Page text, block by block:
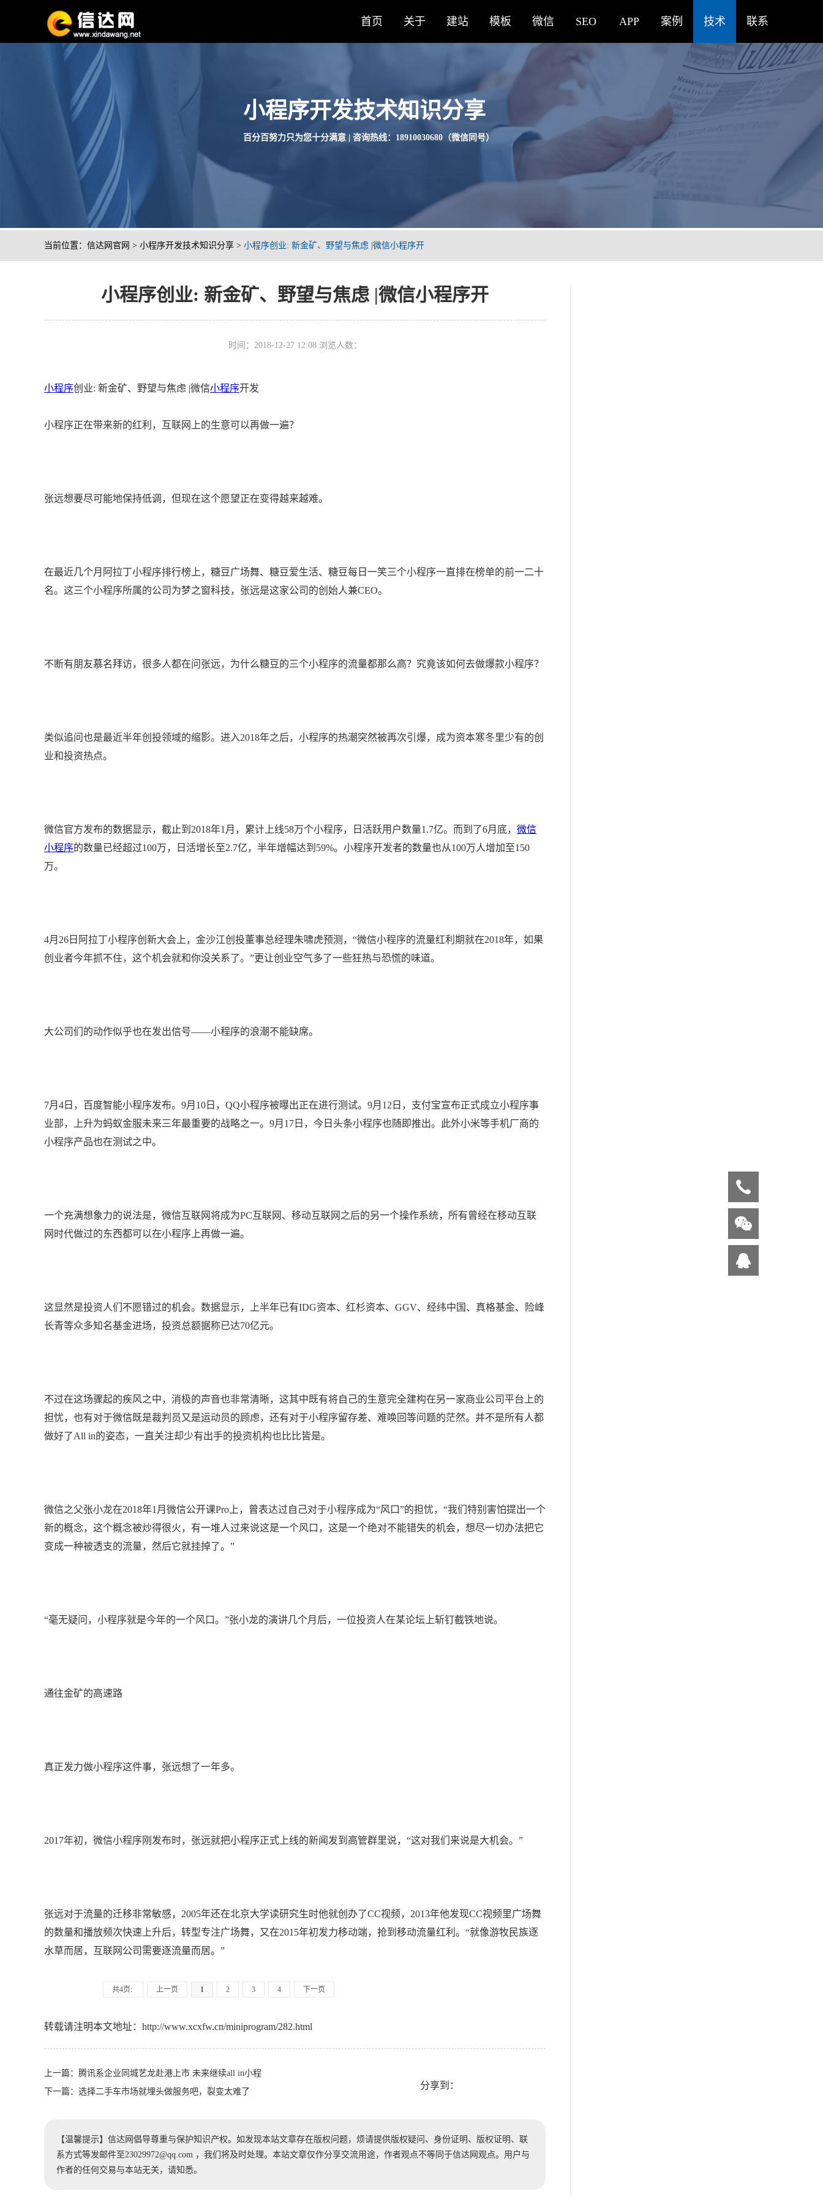
首页 关于 建站 模板 微信 SEO APP 案例 技术 联系
小程序开发技术知识分享
百分百努力只为您十分满意 | 咨询热线：18910030680（微信同号）
当前位置： 信达网官网 > 小程序开发技术知识分享 > 小程序创业: 新金矿、野望与焦虑 |微信小程序开
小程序创业: 新金矿、野望与焦虑 |微信小程序开
时间：2018-12-27 12:08 浏览人数：
小程序创业: 新金矿、野望与焦虑 |微信小程序开发
小程序正在带来新的红利，互联网上的生意可以再做一遍？
张远想要尽可能地保持低调，但现在这个愿望正在变得越来越难。
在最近几个月阿拉丁小程序排行榜上，糖豆广场舞、糖豆爱生活、糖豆每日一笑三个小程序一直排在榜单的前一二十
名。这三个小程序所属的公司为梦之窗科技，张远是这家公司的创始人兼CEO。
不断有朋友慕名拜访，很多人都在问张远，为什么糖豆的三个小程序的流量都那么高？究竟该如何去做爆款小程序？
类似追问也是最近半年创投领域的缩影。进入2018年之后，小程序的热潮突然被再次引爆，成为资本寒冬里少有的创
业和投资热点。
微信官方发布的数据显示，截止到2018年1月，累计上线58万个小程序，日活跃用户数量1.7亿。而到了6月底， 微信
小程序的数量已经超过100万，日活增长至2.7亿，半年增幅达到59%。小程序开发者的数量也从100万人增加至150
万。
4月26日阿拉丁小程序创新大会上，金沙江创投董事总经理朱啸虎预测，“微信小程序的流量红利期就在2018年，如果
创业者今年抓不住，这个机会就和你没关系了。”更让创业空气多了一些狂热与恐慌的味道。
大公司们的动作似乎也在发出信号——小程序的浪潮不能缺席。
7月4日，百度智能小程序发布。9月10日，QQ小程序被曝出正在进行测试。9月12日，支付宝宣布正式成立小程序事
业部，上升为蚂蚁金服未来三年最重要的战略之一。9月17日，今日头条小程序也随即推出。此外小米等手机厂商的
小程序产品也在测试之中。
一个充满想象力的说法是，微信互联网将成为PC互联网、移动互联网之后的另一个操作系统，所有曾经在移动互联
网时代做过的东西都可以在小程序上再做一遍。
这显然是投资人们不愿错过的机会。数据显示，上半年已有IDG资本、红杉资本、GGV、经纬中国、真格基金、险峰
长青等众多知名基金进场，投资总额据称已达70亿元。
不过在这场骤起的疾风之中，消极的声音也非常清晰，这其中既有将自己的生意完全建构在另一家商业公司平台上的
担忧，也有对于微信既是裁判员又是运动员的顾虑，还有对于小程序留存差、难唤回等问题的茫然。并不是所有人都
做好了All in的姿态，一直关注却少有出手的投资机构也比比皆是。
微信之父张小龙在2018年1月微信公开课Pro上，曾表达过自己对于小程序成为“风口”的担忧，“我们特别害怕提出一个
新的概念，这个概念被炒得很火，有一堆人过来说这是一个风口，这是一个绝对不能错失的机会，想尽一切办法把它
变成一种被透支的流量，然后它就挂掉了。”
“毫无疑问，小程序就是今年的一个风口。”张小龙的演讲几个月后，一位投资人在某论坛上斩钉截铁地说。
通往金矿的高速路
真正发力做小程序这件事，张远想了一年多。
2017年初，微信小程序刚发布时，张远就把小程序正式上线的新闻发到高管群里说，“这对我们来说是大机会。”
张远对于流量的迁移非常敏感，2005年还在北京大学读研究生时他就创办了CC视频，2013年他发现CC视频里广场舞
的数量和播放频次快速上升后，转型专注广场舞，又在2015年初发力移动端，抢到移动流量红利。“就像游牧民族逐
水草而居，互联网公司需要逐流量而居。”
共4页: 上一页 1 2 3 4 下一页
转载请注明本文地址： http://www.xcxfw.cn/miniprogram/282.html
上一篇： 腾讯系企业同城艺龙赴港上市 未来继续all in小程
下一篇： 选择二手车市场就埋头做服务吧，裂变太难了
分享到：
【温馨提示】信达网倡导尊重与保护知识产权。如发现本站文章存在版权问题，烦请提供版权疑问、身份证明、版权证明、联
系方式等发邮件至23029972@qq.com ，我们将及时处理。本站文章仅作分享交流用途，作者观点不等同于信达网观点。用户与
作者的任何交易与本站无关，请知悉。